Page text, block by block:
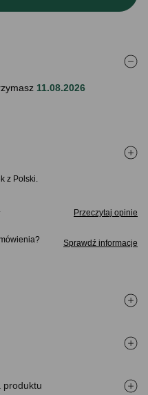
11.08.2026
z Polski.
Przeczytaj opinie
Sprawdź informacje
produktu